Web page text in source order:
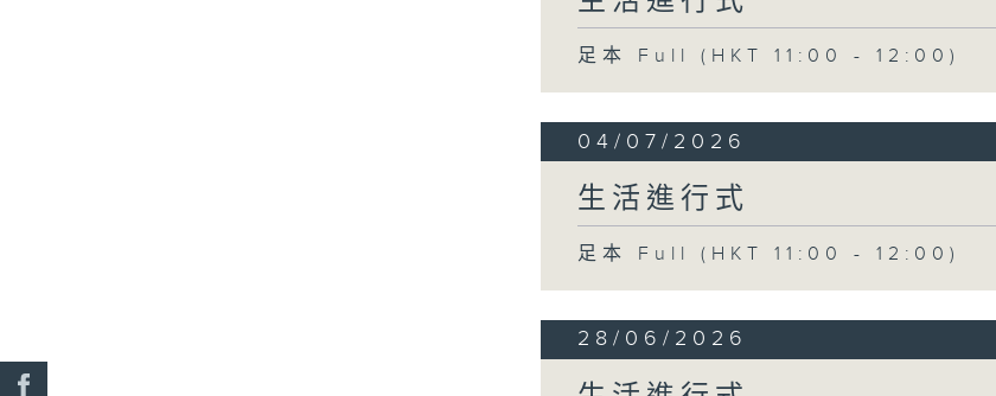
足本 Full (HKT 11:00 - 12:00)
04/07/2026
生活進行式
足本 Full (HKT 11:00 - 12:00)
28/06/2026